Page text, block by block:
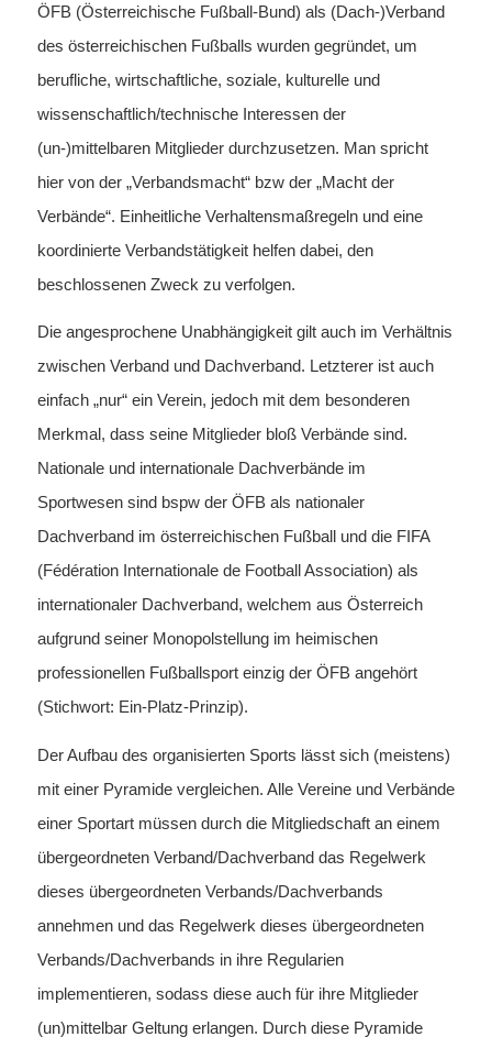
ÖFB (Österreichische Fußball-Bund) als (Dach-)Verband
des österreichischen Fußballs wurden gegründet, um
berufliche, wirtschaftliche, soziale, kulturelle und
wissenschaftlich/technische Interessen der
(un-)mittelbaren Mitglieder durchzusetzen. Man spricht
hier von der „Verbandsmacht“ bzw der „Macht der
Verbände“. Einheitliche Verhaltensmaßregeln und eine
koordinierte Verbandstätigkeit helfen dabei, den
beschlossenen Zweck zu verfolgen.
Die angesprochene Unabhängigkeit gilt auch im Verhältnis
zwischen Verband und Dachverband. Letzterer ist auch
einfach „nur“ ein Verein, jedoch mit dem besonderen
Merkmal, dass seine Mitglieder bloß Verbände sind.
Nationale und internationale Dachverbände im
Sportwesen sind bspw der ÖFB als nationaler
Dachverband im österreichischen Fußball und die FIFA
(Fédération Internationale de Football Association) als
internationaler Dachverband, welchem aus Österreich
aufgrund seiner Monopolstellung im heimischen
professionellen Fußballsport einzig der ÖFB angehört
(Stichwort: Ein-Platz-Prinzip).
Der Aufbau des organisierten Sports lässt sich (meistens)
mit einer Pyramide vergleichen. Alle Vereine und Verbände
einer Sportart müssen durch die Mitgliedschaft an einem
übergeordneten Verband/Dachverband das Regelwerk
dieses übergeordneten Verbands/Dachverbands
annehmen und das Regelwerk dieses übergeordneten
Verbands/Dachverbands in ihre Regularien
implementieren, sodass diese auch für ihre Mitglieder
(un)mittelbar Geltung erlangen. Durch diese Pyramide